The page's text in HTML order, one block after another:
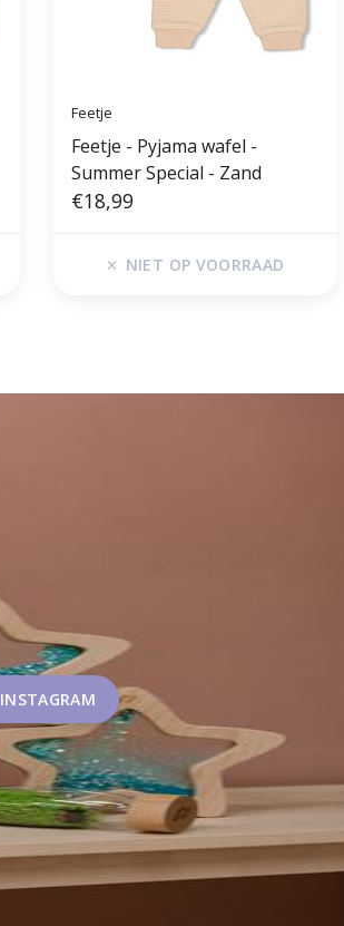
Feetje
Feetje - Pyjama wafel -
Summer Special - Zand
€18,99
NIET OP VOORRAAD
INSTAGRAM